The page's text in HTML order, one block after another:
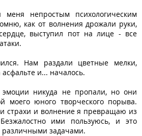
непростым психологическим
как от волнения дрожали руки,
выступил пот на лице - все
Нам раздали цветные мелки,
и... началось.
эмоции никуда не пропали, но они
моего юного творческого порыва.
страхи и волнение я превращаю из
ими пользуюсь, и это
различными задачами.